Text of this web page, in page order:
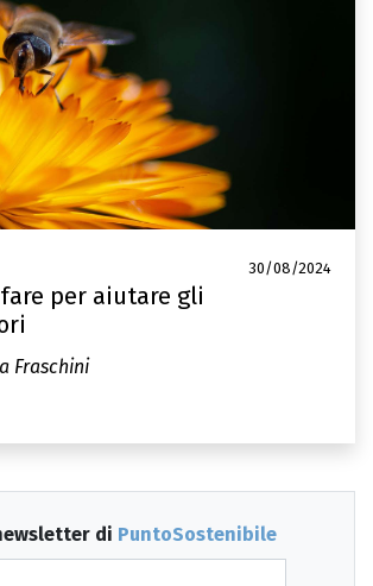
30/08/2024
fare per aiutare gli
Fraschini
di PuntoSostenibile